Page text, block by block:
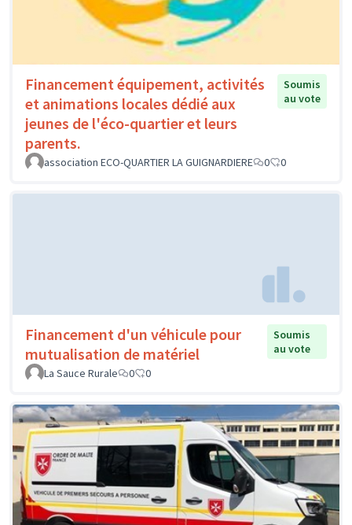
Financement équipement, activités
et animations locales dédié aux
jeunes de l'éco-quartier et leurs
parents.
Soumis
au vote
association ECO-QUARTIER LA GUIGNARDIERE 0 0
Financement d'un véhicule pour
mutualisation de matériel
Soumis
au vote
La Sauce Rurale
0 0